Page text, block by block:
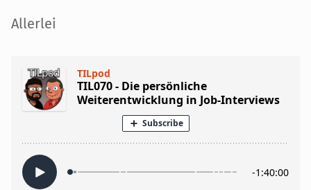
Seitenleiste
Allerlei